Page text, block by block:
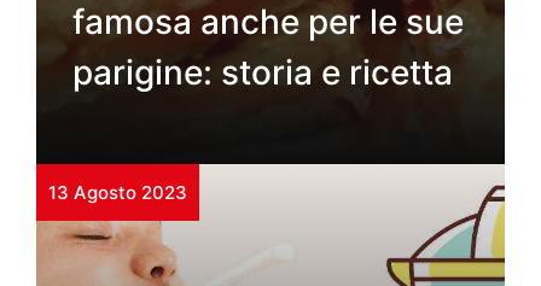
famosa anche per le sue
parigine: storia e ricetta
13 Agosto 2023